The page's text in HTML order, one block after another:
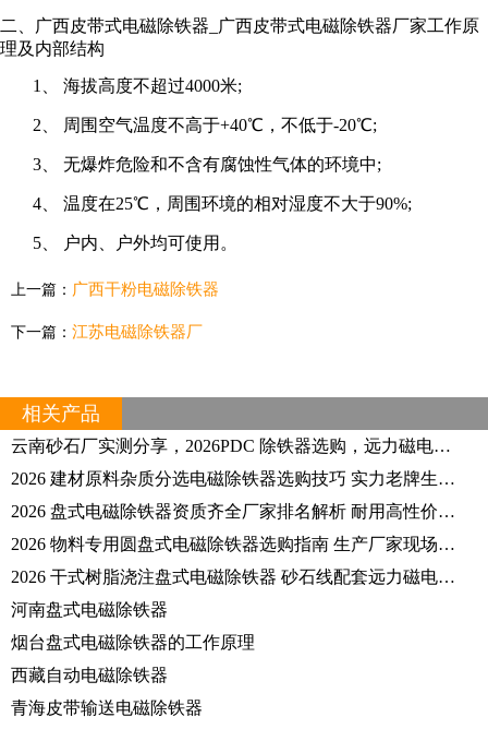
二、广西皮带式电磁除铁器_广西皮带式电磁除铁器厂家工作原
理及内部结构
1、 海拔高度不超过4000米;
2、 周围空气温度不高于+40℃，不低于-20℃;
3、 无爆炸危险和不含有腐蚀性气体的环境中;
4、 温度在25℃，周围环境的相对湿度不大于90%;
5、 户内、户外均可使用。
上一篇： 广西干粉电磁除铁器
下一篇： 江苏电磁除铁器厂
相关产品
云南砂石厂实测分享，2026PDC 除铁器选购，远力磁电凭品质出圈
2026 建材原料杂质分选电磁除铁器选购技巧 实力老牌生产厂家远力磁电
2026 盘式电磁除铁器资质齐全厂家排名解析 耐用高性价比品牌专业选购指南
2026 物料专用圆盘式电磁除铁器选购指南 生产厂家现场试验数据分享
2026 干式树脂浇注盘式电磁除铁器 砂石线配套远力磁电实体生产厂家解读
河南盘式电磁除铁器
烟台盘式电磁除铁器的工作原理
西藏自动电磁除铁器
青海皮带输送电磁除铁器